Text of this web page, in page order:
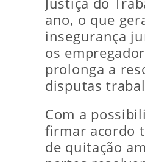
Justiça do
ano, o que
insegurança
os
prolonga a
disputas
Com a
firmar acordo
de quitação